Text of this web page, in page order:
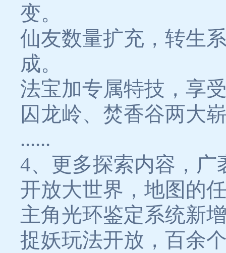
变。
仙友数量扩充，转生
成。
法宝加专属特技，享
囚龙岭、焚香谷两大
......
4、更多探索内容，广
开放大世界，地图的
主角光环鉴定系统新
捉妖玩法开放，百余